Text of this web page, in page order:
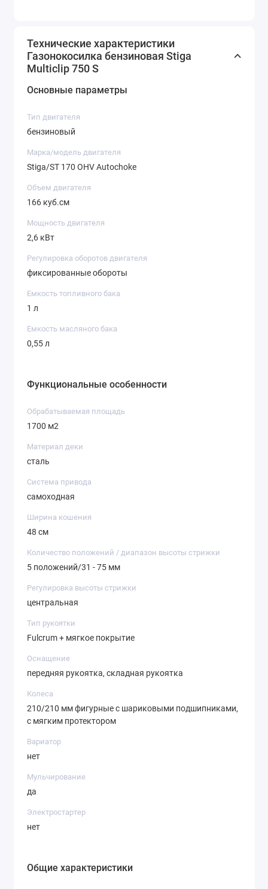
Технические характеристики
Газонокосилка бензиновая Stiga
Multiclip 750 S
Основные параметры
Тип двигателя
бензиновый
Марка/модель двигателя
Stiga/ST 170 OHV Autochoke
Объем двигателя
166 куб.см
Мощность двигателя
2,6 кВт
Регулировка оборотов двигателя
фиксированные обороты
Емкость топливного бака
1 л
Емкость масляного бака
0,55 л
Общие характеристики
Функциональные особенности
Обрабатываемая площадь
1700 м2
Материал деки
сталь
Система привода
самоходная
Ширина кошения
48 см
Количество положений / диапазон высоты стрижки
5 положений/31 - 75 мм
Регулировка высоты стрижки
центральная
Тип рукоятки
Fulcrum + мягкое покрытие
Оснащение
передняя рукоятка, складная рукоятка
Колеса
210/210 мм фигурные с шариковыми подшипниками,
с мягким протектором
Вариатор
нет
Мульчирование
да
Электростартер
нет